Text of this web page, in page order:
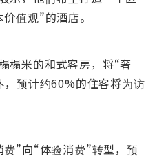
值观”的酒店。
榻米的和式客房，将“奢
预计约60%的住客将为访
”向“体验消费”转型，预